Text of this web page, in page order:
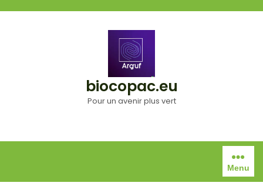
biocopac.eu
Pour un avenir plus vert
Menu